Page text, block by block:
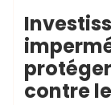
contre